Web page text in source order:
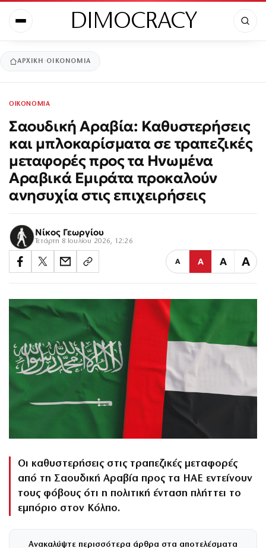
DIMOCRACY
ΑΡΧΙΚΉ ΟΙΚΟΝΟΜΙΑ
ΟΙΚΟΝΟΜΙΑ
Σαουδική Αραβία: Καθυστερήσεις
και μπλοκαρίσματα σε τραπεζικές
μεταφορές προς τα Ηνωμένα
Αραβικά Εμιράτα προκαλούν
ανησυχία στις επιχειρήσεις
Νίκος Γεωργίου
Τετάρτη 8 Ιουλίου 2026, 12:26
Α Α Α Α
Οι καθυστερήσεις στις τραπεζικές μεταφορές
από τη Σαουδική Αραβία προς τα ΗΑΕ εντείνουν
τους φόβους ότι η πολιτική ένταση πλήττει το
εμπόριο στον Κόλπο.
Ανακαλύψτε περισσότερα άρθρα στα αποτελέσματα